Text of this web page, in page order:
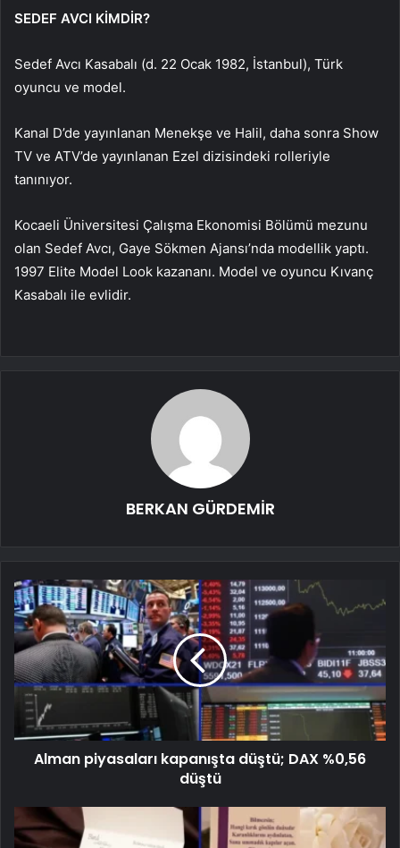
SEDEF AVCI KİMDİR?
Sedef Avcı Kasabalı (d. 22 Ocak 1982, İstanbul), Türk
oyuncu ve model.
Kanal D’de yayınlanan Menekşe ve Halil, daha sonra Show
TV ve ATV’de yayınlanan Ezel dizisindeki rolleriyle
tanınıyor.
Kocaeli Üniversitesi Çalışma Ekonomisi Bölümü mezunu
olan Sedef Avcı, Gaye Sökmen Ajansı’nda modellik yaptı.
1997 Elite Model Look kazananı. Model ve oyuncu Kıvanç
Kasabalı ile evlidir.
BERKAN GÜRDEMİR
Alman piyasaları kapanışta düştü; DAX %0,56
düştü